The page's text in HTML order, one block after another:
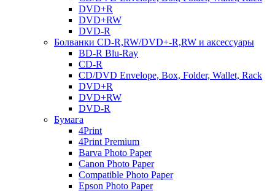
DVD+R
DVD+RW
DVD-R
Болванки CD-R,RW/DVD+-R,RW и аксессуары
BD-R Blu-Ray
CD-R
CD/DVD Envelope, Box, Folder, Wallet, Rack
DVD+R
DVD+RW
DVD-R
Бумага
4Print
4Print Premium
Barva Photo Paper
Canon Photo Paper
Compatible Photo Paper
Epson Photo Paper